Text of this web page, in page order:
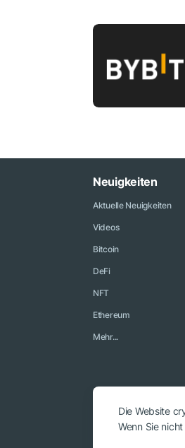
Neuigkeiten
Aktuelle Neuigkeiten
Videos
Bitcoin
DeFi
NFT
Ethereum
Mehr...
© 2018 - 2026 Crypto
Die Website
Wenn Sie